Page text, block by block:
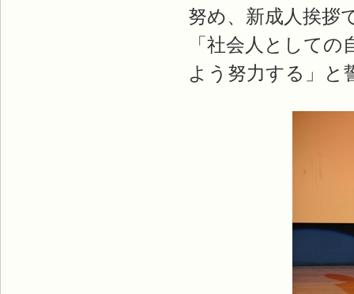
努め、新成人挨拶
「社会人として
よう努力する」と